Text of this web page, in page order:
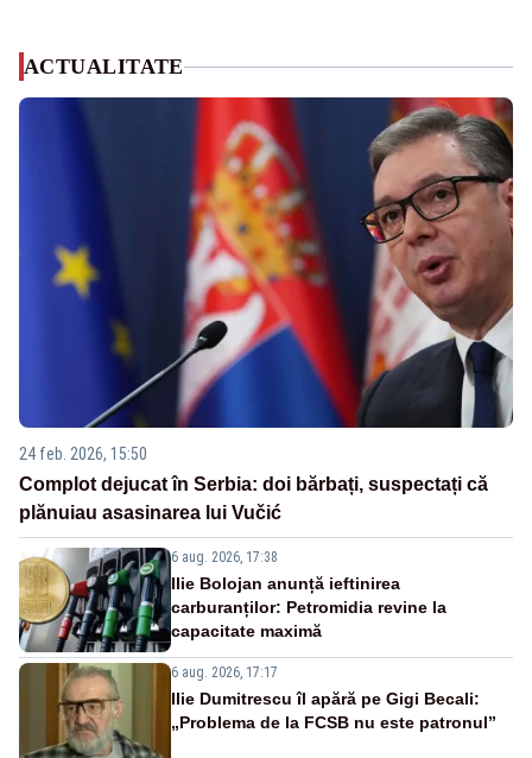
ACTUALITATE
24 feb. 2026, 15:50
Complot dejucat în Serbia: doi bărbați, suspectați că
plănuiau asasinarea lui Vučić
6 aug. 2026, 17:38
Ilie Bolojan anunță ieftinirea
carburanților: Petromidia revine la
capacitate maximă
6 aug. 2026, 17:17
Ilie Dumitrescu îl apără pe Gigi Becali:
„Problema de la FCSB nu este patronul”